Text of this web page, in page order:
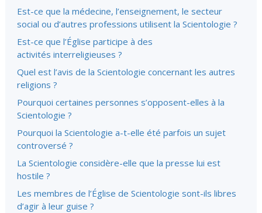
Est-ce que la médecine, l’enseignement, le secteur
social ou d’autres professions utilisent la Scientologie ?
Est-ce que l’Église participe à des
activités interreligieuses ?
Quel est l’avis de la Scientologie concernant les autres
religions ?
Pourquoi certaines personnes s’opposent-elles à la
Scientologie ?
Pourquoi la Scientologie a-t-elle été parfois un sujet
controversé ?
La Scientologie considère-elle que la presse lui est
hostile ?
Les membres de l’Église de Scientologie sont-ils libres
d’agir à leur guise ?